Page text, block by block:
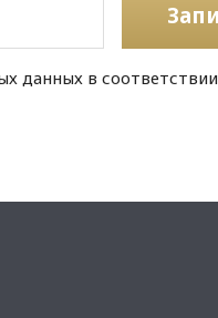
данных в